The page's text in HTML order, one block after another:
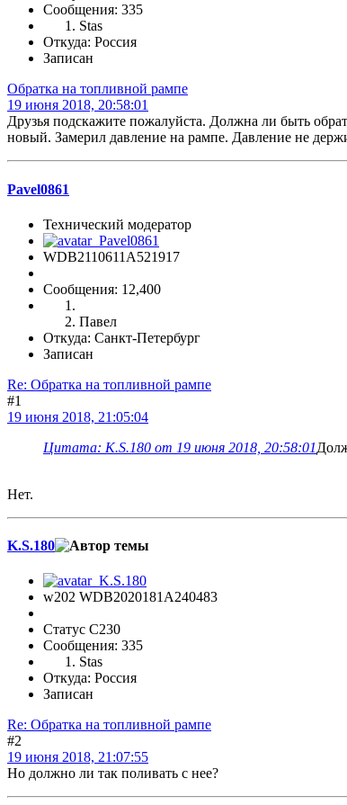
Сообщения: 335
Stas
Откуда: Россия
Записан
Обратка на топливной рампе
19 июня 2018, 20:58:01
Друзья подскажите пожалуйста. Должна ли быть
новый. Замерил давление на рампе. Давление не
Pavel0861
Технический модератор
WDB2110611A521917
Сообщения: 12,400
Павел
Откуда: Санкт-Петербург
Записан
Re: Обратка на топливной рампе
#1
19 июня 2018, 21:05:04
Цитата: K.S.180 от 19 июня 2018, 20:58:01
Нет.
K.S.180
w202 WDB2020181A240483
Статус C230
Сообщения: 335
Stas
Откуда: Россия
Записан
Re: Обратка на топливной рампе
#2
19 июня 2018, 21:07:55
Но должно ли так поливать с нее?